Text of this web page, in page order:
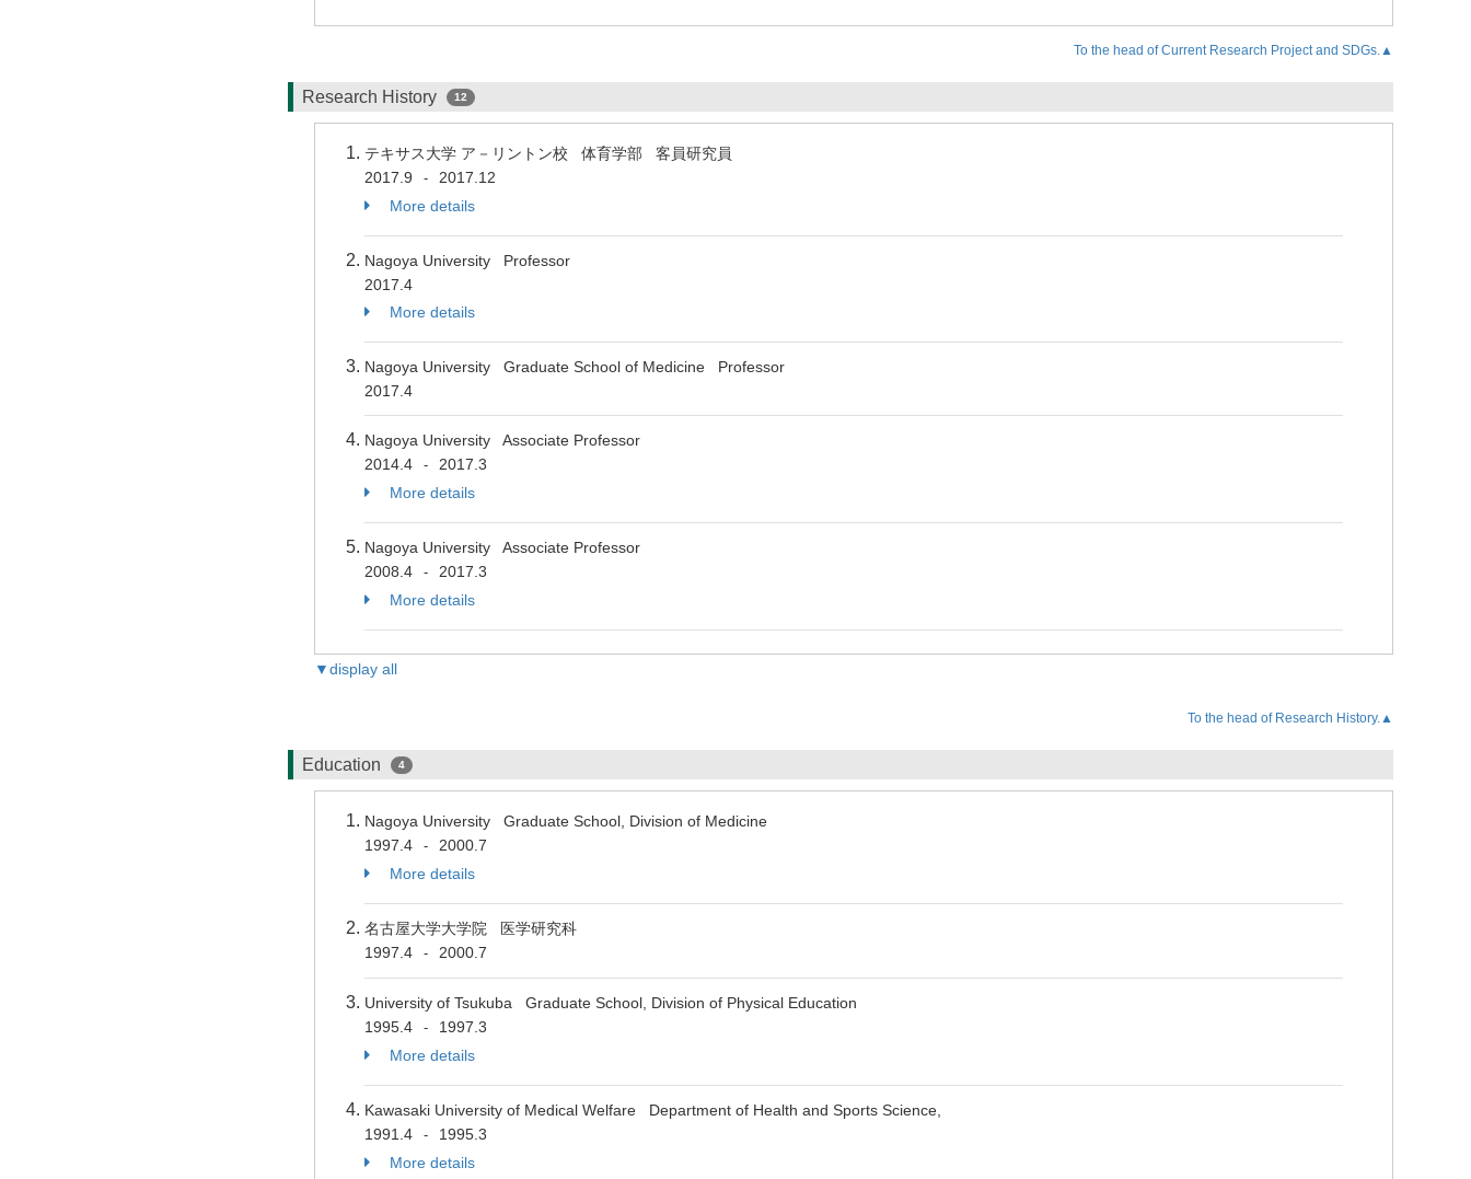
To the head of Current Research Project and SDGs.▲
Research History 12
テキサス大学 ア－リントン校 体育学部 客員研究員
2017.9
-
2017.12
More details
Nagoya University Professor
2017.4
More details
Nagoya University Graduate School of Medicine Professor
2017.4
Nagoya University Associate Professor
2014.4
-
2017.3
More details
Nagoya University Associate Professor
2008.4
-
2017.3
More details
▼display all
To the head of Research History.▲
Education 4
Nagoya University Graduate School, Division of Medicine
1997.4
-
2000.7
More details
名古屋大学大学院 医学研究科
1997.4
- 2000.7
University of Tsukuba Graduate School, Division of Physical Education
1995.4
-
1997.3
More details
Kawasaki University of Medical Welfare Department of Health and Sports Science,
1991.4
-
1995.3
More details